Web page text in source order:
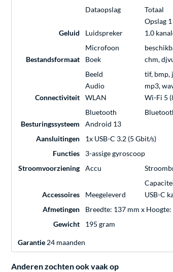
Dataopslag
Totaal
Opslag 1
Geluid
Luidspreker
1.0
Microfoon
Bestandsformaat
Boek
chm,
Beeld
tif, bmp,
Audio
mp3,
Connectiviteit
WLAN
Wi-Fi 5
Bluetooth
Besturingssysteem
Android 13
Aansluitingen
1x USB-C 3.2 (5 Gbit/s)
Functies
3-assige gyroscoop
Stroomvoorziening
Accu
Accessoires
Meegeleverd
USB-C
Afmetingen
Breedte: 137 mm x
Gewicht
195 gram
Garantie24 maanden
Anderen zochten ook vaak op